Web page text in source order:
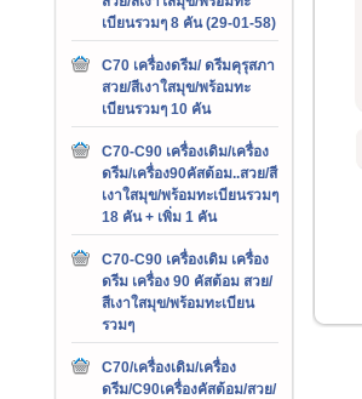
เบียนรวมๆ 8 คัน (29-01-58)
C70 เครื่องดรีม/ ดรีมคุรุสภา
สวย/สีเงาใสมุข/พร้อมทะ
เบียนรวมๆ 10 คัน
C70-C90 เครื่องเดิม/เครื่อง
ดรีม/เครื่อง90คัสต้อม..สวย/สี
เงาใสมุข/พร้อมทะเบียนรวมๆ
18 คัน + เพิ่ม 1 คัน
C70-C90 เครื่องเดิม เครื่อง
ดรีม เครื่อง 90 คัสต้อม สวย/
สีเงาใสมุข/พร้อมทะเบียน
รวมๆ
C70/เครื่องเดิม/เครื่อง
ดรีม/C90เครื่องคัสต้อม/สวย/